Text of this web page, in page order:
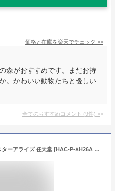
価格と在庫を楽天でチェック >>
森がおすすめです。まだお持
。かわいい動物たちと優しい
全てのおすすめコメント (9件) >
【Switch】星のカービィ スターアライズ 任天堂 [HAC-P-AH26A NSWカービィスターアライズ]